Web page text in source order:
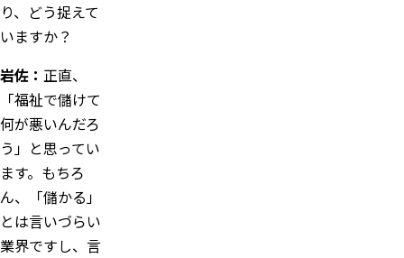
り、どう捉えて
いますか？
岩佐： 正直、
「福祉で儲けて
何が悪いんだろ
う」と思ってい
ます。もちろ
ん、「儲かる」
とは言いづらい
業界ですし、言